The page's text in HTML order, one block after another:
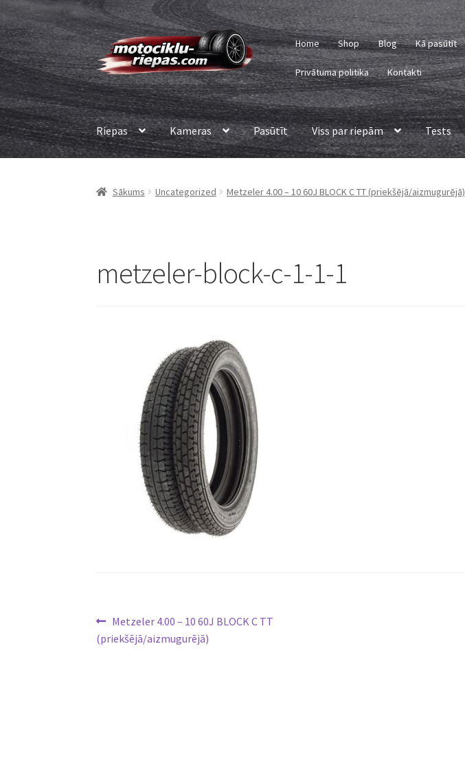
Skip
to
navigation
Skip
to
content
Home Shop Blog Kā pasūtīt
Privātuma politika Kontakti
Riepas Kameras Pasūtīt Viss par riepām Tests
Sākums Uncategorized Metzeler 4.00 – 10 60J BLOCK C TT (priekšējā/aizmugurējā)
metzeler-block-c-1-1-1
Ziņu
izvēlne
Previous
post:
Metzeler 4.00 – 10 60J BLOCK C TT
(priekšējā/aizmugurējā)